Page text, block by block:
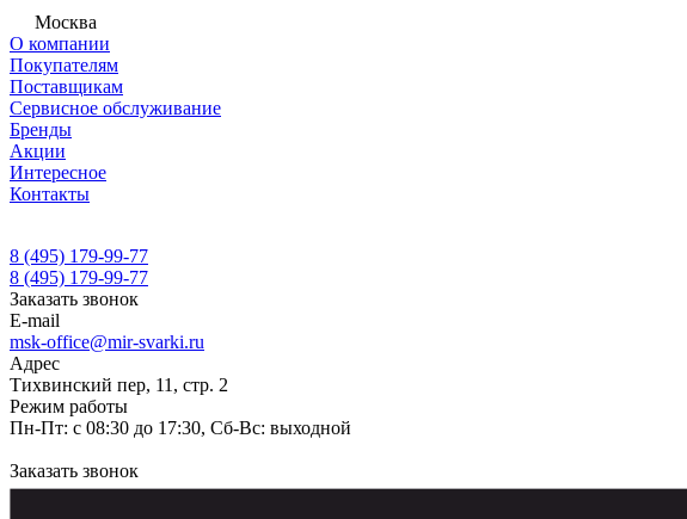
Москва
О компании
Покупателям
Поставщикам
Сервисное обслуживание
Бренды
Акции
Интересное
Контакты
8 (495) 179-99-77
8 (495) 179-99-77
Заказать звонок
E-mail
msk-office@mir-svarki.ru
Адрес
Тихвинский пер, 11, стр. 2
Режим работы
Пн-Пт: с 08:30 до 17:30, Сб-Вс: выходной
Заказать звонок